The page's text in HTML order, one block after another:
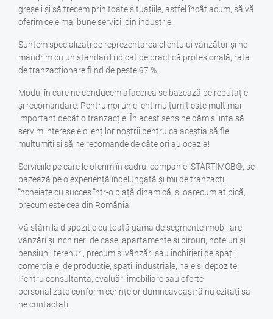
greșeli și să trecem prin toate situațiile, astfel încât acum, să vă
oferim cele mai bune servicii din industrie.
Suntem specializați pe reprezentarea clientului vânzător și ne
mândrim cu un standard ridicat de practică profesională, rata
de tranzacționare fiind de peste 97 %.
Modul în care ne conducem afacerea se bazează pe reputație
și recomandare. Pentru noi un client mulțumit este mult mai
important decât o tranzacție. În acest sens ne dăm silința să
servim interesele clienților noștrii pentru ca aceștia să fie
mulțumiți și să ne recomande de câte ori au ocazia!
Serviciile pe care le oferim în cadrul companiei STARTIMOB®, se
bazează pe o experiență îndelungată și mii de tranzacții
încheiate cu succes într-o piață dinamică, și oarecum atipică,
precum este cea din România.
Vă stăm la dispozitie cu toată gama de segmente imobiliare,
vânzări și inchirieri de case, apartamente și birouri, hoteluri și
pensiuni, terenuri, precum și vânzări sau inchirieri de spații
comerciale, de producție, spatii industriale, hale și depozite.
Pentru consultantă, evaluări imobiliare sau oferte
personalizate conform cerințelor dumneavoastră nu ezitați sa
ne contactați.